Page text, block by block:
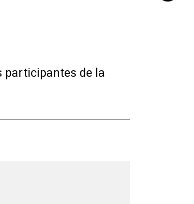
participantes de la